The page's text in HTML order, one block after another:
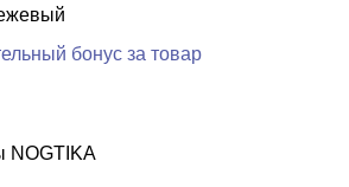
бонус за товар
NOGTIKA